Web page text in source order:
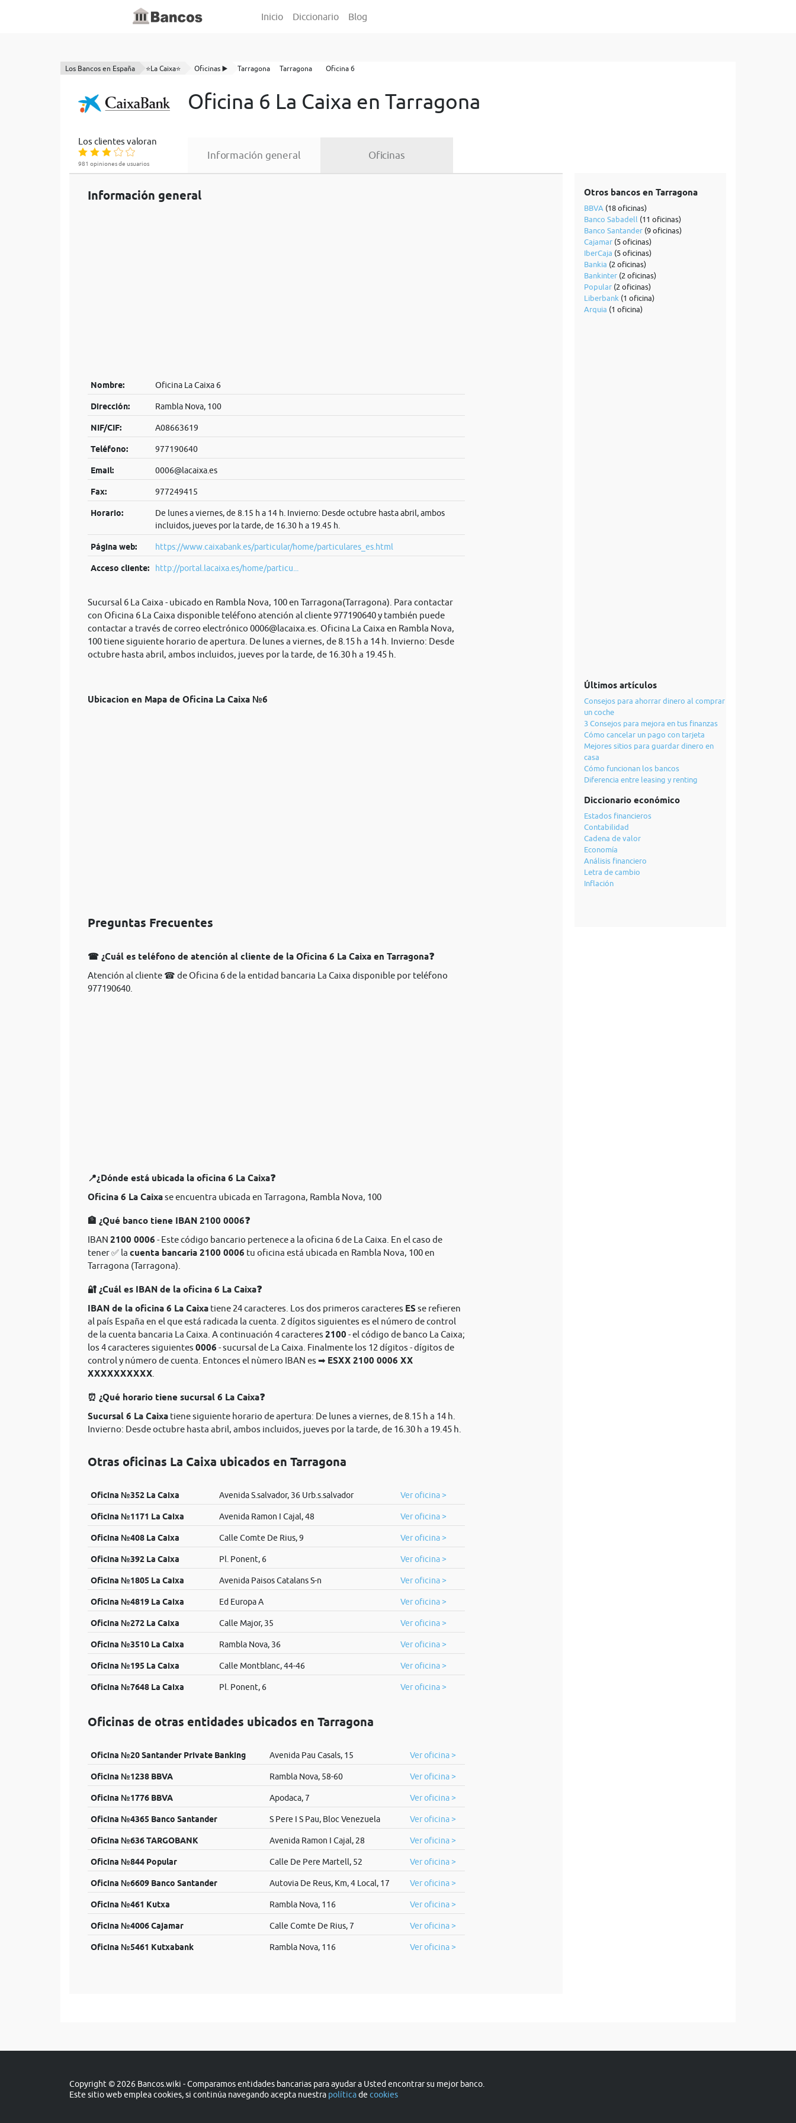
Inicio Diccionario Blog
Los Bancos en España ⭐La Caixa⭐ Oficinas ▶️ Tarragona Tarragona Oficina 6
Oficina 6 La Caixa en Tarragona
Los clientes valoran
981 opiniones de usuarios
Información general Oficinas
Información general
Nombre: Oficina La Caixa 6
Dirección: Rambla Nova, 100
NIF/CIF: A08663619
Teléfono: 977190640
Email: 0006@lacaixa.es
Fax: 977249415
Horario:
De lunes a viernes, de 8.15 h a 14 h. Invierno: Desde octubre hasta abril, ambos
incluidos, jueves por la tarde, de 16.30 h a 19.45 h.
Página web: https://www.caixabank.es/particular/home/particulares_es.html
Acceso cliente: http://portal.lacaixa.es/home/particu...
Sucursal 6 La Caixa - ubicado en Rambla Nova, 100 en Tarragona(Tarragona). Para contactar
con Oficina 6 La Caixa disponible teléfono atención al cliente 977190640 y también puede
contactar a través de correo electrónico 0006@lacaixa.es . Oficina La Caixa en Rambla Nova,
100 tiene siguiente horario de apertura. De lunes a viernes, de 8.15 h a 14 h. Invierno: Desde
octubre hasta abril, ambos incluidos, jueves por la tarde, de 16.30 h a 19.45 h.
Ubicacion en Mapa de Oficina La Caixa №6
Preguntas Frecuentes
☎ ¿Cuál es teléfono de atención al cliente de la Oficina 6 La Caixa en Tarragona❓
Atención al cliente ☎ de Oficina 6 de la entidad bancaria La Caixa disponible por teléfono
977190640.
📍¿Dónde está ubicada la oficina 6 La Caixa❓
Oficina 6 La Caixase encuentra ubicada en Tarragona, Rambla Nova, 100
🏦 ¿Qué banco tiene IBAN 2100 0006❓
IBAN 2100 0006 - Este código bancario pertenece a la oficina 6 de La Caixa. En el caso de
tener ✅ la cuenta bancaria 2100 0006 tu oficina está ubicada en Rambla Nova, 100 en
Tarragona (Tarragona).
🔐 ¿Cuál es IBAN de la oficina 6 La Caixa❓
IBAN de la oficina 6 La Caixa tiene 24 caracteres. Los dos primeros caracteres ES se refieren
al país España en el que está radicada la cuenta. 2 dígitos siguientes es el número de control
de la cuenta bancaria La Caixa. A continuación 4 caracteres 2100 - el código de banco La Caixa;
los 4 caracteres siguientes 0006 - sucursal de La Caixa. Finalmente los 12 dígitos - dígitos de
control y número de cuenta. Entonces el nùmero IBAN es ➡ ESXX 2100 0006 XX
XXXXXXXXXX
⏰ ¿Qué horario tiene sucursal 6 La Caixa❓
Sucursal 6 La Caixa tiene siguiente horario de apertura: De lunes a viernes, de 8.15 h a 14 h.
Invierno: Desde octubre hasta abril, ambos incluidos, jueves por la tarde, de 16.30 h a 19.45 h.
Otras oficinas La Caixa ubicados en Tarragona
Oficina №352 La Caixa Avenida S.salvador, 36 Urb.s.salvador Ver oficina >
Oficina №1171 La Caixa Avenida Ramon I Cajal, 48 Ver oficina >
Oficina №408 La Caixa Calle Comte De Rius, 9 Ver oficina >
Oficina №392 La Caixa Pl. Ponent, 6 Ver oficina >
Oficina №1805 La Caixa Avenida Paisos Catalans S-n Ver oficina >
Oficina №4819 La Caixa Ed Europa A Ver oficina >
Oficina №272 La Caixa Calle Major, 35 Ver oficina >
Oficina №3510 La Caixa Rambla Nova, 36 Ver oficina >
Oficina №195 La Caixa Calle Montblanc, 44-46 Ver oficina >
Oficina №7648 La Caixa Pl. Ponent, 6 Ver oficina >
Oficinas de otras entidades ubicados en Tarragona
Oficina №20 Santander Private Banking Avenida Pau Casals, 15 Ver oficina >
Oficina №1238 BBVA Rambla Nova, 58-60 Ver oficina >
Oficina №1776 BBVA Apodaca, 7 Ver oficina >
Oficina №4365 Banco Santander S Pere I S Pau, Bloc Venezuela Ver oficina >
Oficina №636 TARGOBANK Avenida Ramon I Cajal, 28 Ver oficina >
Oficina №844 Popular Calle De Pere Martell, 52 Ver oficina >
Oficina №6609 Banco Santander Autovia De Reus, Km, 4 Local, 17 Ver oficina >
Oficina №461 Kutxa Rambla Nova, 116 Ver oficina >
Oficina №4006 Cajamar Calle Comte De Rius, 7 Ver oficina >
Oficina №5461 Kutxabank Rambla Nova, 116 Ver oficina >
Otros bancos en Tarragona
BBVA (18 oficinas)
Banco Sabadell (11 oficinas)
Banco Santander(9 oficinas)
Cajamar(5 oficinas)
IberCaja (5 oficinas)
Bankia (2 oficinas)
Bankinter(2 oficinas)
Popular(2 oficinas)
Liberbank (1 oficina)
Arquia (1 oficina)
Últimos artículos
Consejos para ahorrar dinero al comprar
un coche
3 Consejos para mejora en tus finanzas
Cómo cancelar un pago con tarjeta
Mejores sitios para guardar dinero en
casa
Cómo funcionan los bancos
Diferencia entre leasing y renting
Diccionario económico
Estados financieros
Contabilidad
Cadena de valor
Economía
Análisis financiero
Letra de cambio
Inflación
Copyright © 2026 Bancos.wiki - Comparamos entidades bancarias para ayudar a Usted encontrar su mejor banco.
Este sitio web emplea cookies, si continúa navegando acepta nuestra políticade cookies